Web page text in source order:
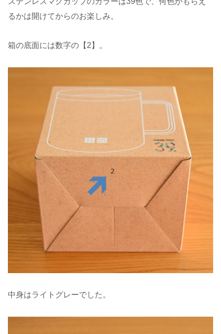
るかは開けてからのお楽しみ。
箱の底面には数字の【2】。
中身はライトグレーでした。